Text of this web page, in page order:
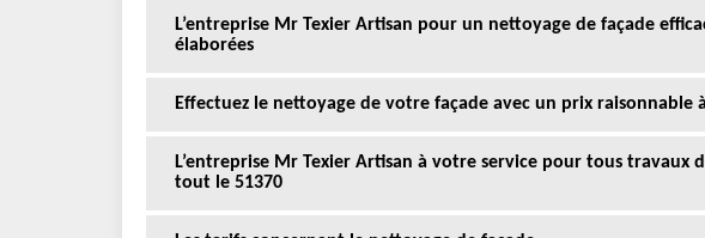
L’entreprise Mr Texier Artisan pour un nettoyage de façade
élaborées
Effectuez le nettoyage de votre façade avec un prix raisonnable
L’entreprise Mr Texier Artisan à votre service pour tous travaux
tout le 51370